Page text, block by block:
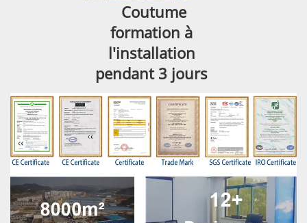
Coutume
formation à
l'installation
pendant 3 jours